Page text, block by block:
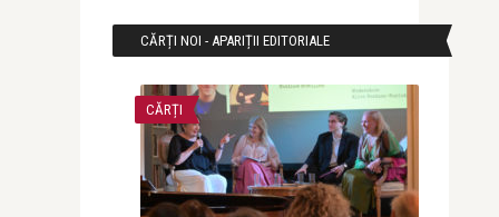
CĂRȚI NOI - APARIȚII EDITORIALE
CĂRȚI